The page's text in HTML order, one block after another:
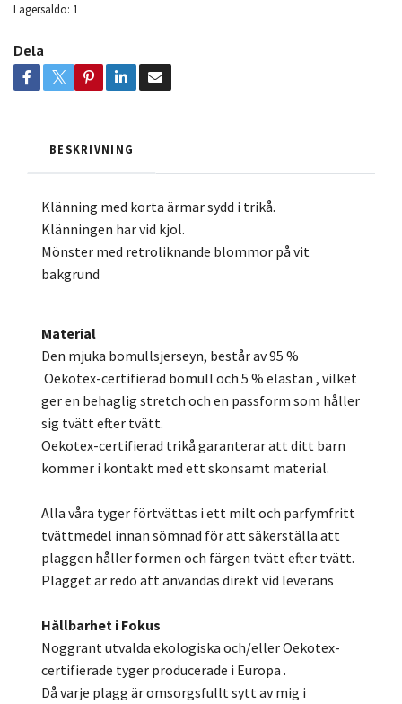
Lagersaldo: 1
Dela
BESKRIVNING
Klänning med korta ärmar sydd i trikå.
Klänningen har vid kjol.
Mönster med retroliknande blommor på vit
bakgrund
Material
Den mjuka bomullsjerseyn, består av 95 %
Oekotex-certifierad bomull och 5 % elastan , vilket
ger en behaglig stretch och en passform som håller
sig tvätt efter tvätt.
Oekotex-certifierad trikå garanterar att ditt barn
kommer i kontakt med ett skonsamt material.
Alla våra tyger förtvättas i ett milt och parfymfritt
tvättmedel innan sömnad för att säkerställa att
plaggen håller formen och färgen tvätt efter tvätt.
Plagget är redo att användas direkt vid leverans
Hållbarhet i Fokus
Noggrant utvalda ekologiska och/eller Oekotex-
certifierade tyger producerade i Europa .
Då varje plagg är omsorgsfullt sytt av mig i